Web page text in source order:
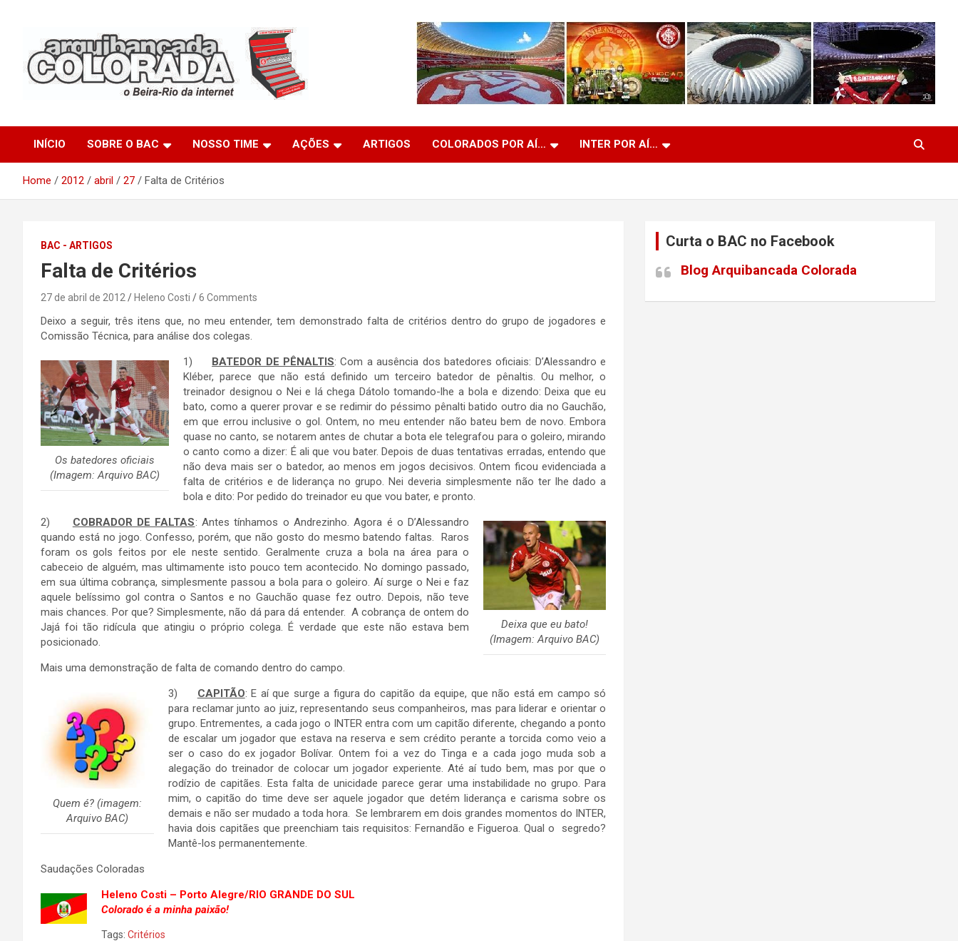
Arquibancada Colorada
INÍCIO SOBRE O BAC NOSSO TIME AÇÕES ARTIGOS COLORADOS POR AÍ… INTER POR AÍ…
Home 2012 abril 27 Falta de Critérios
BAC - ARTIGOS
Falta de Critérios
27 de abril de 2012 Heleno Costi 6 Comments
Deixo a seguir, três itens que, no meu entender, tem demonstrado falta de critérios dentro do grupo de jogadores e
Comissão Técnica, para análise dos colegas.
Os batedores oficiais
(Imagem: Arquivo BAC)
1) BATEDOR DE PÊNALTIS: Com a ausência dos batedores oficiais: D’Alessandro e
Kléber, parece que não está definido um terceiro batedor de pênaltis. Ou melhor, o
treinador designou o Nei e lá chega Dátolo tomando-lhe a bola e dizendo: Deixa que eu
bato, como a querer provar e se redimir do péssimo pênalti batido outro dia no Gauchão,
em que errou inclusive o gol. Ontem, no meu entender não bateu bem de novo. Embora
quase no canto, se notarem antes de chutar a bota ele telegrafou para o goleiro, mirando
o canto como a dizer: É ali que vou bater. Depois de duas tentativas erradas, entendo que
não deva mais ser o batedor, ao menos em jogos decisivos. Ontem ficou evidenciada a
falta de critérios e de liderança no grupo. Nei deveria simplesmente não ter lhe dado a
bola e dito: Por pedido do treinador eu que vou bater, e pronto.
Deixa que eu bato!
(Imagem: Arquivo BAC)
2) COBRADOR DE FALTAS: Antes tínhamos o Andrezinho. Agora é o D’Alessandro
quando está no jogo. Confesso, porém, que não gosto do mesmo batendo faltas. Raros
foram os gols feitos por ele neste sentido. Geralmente cruza a bola na área para o
cabeceio de alguém, mas ultimamente isto pouco tem acontecido. No domingo passado,
em sua última cobrança, simplesmente passou a bola para o goleiro. Aí surge o Nei e faz
aquele belíssimo gol contra o Santos e no Gauchão quase fez outro. Depois, não teve
mais chances. Por que? Simplesmente, não dá para dá entender. A cobrança de ontem do
Jajá foi tão ridícula que atingiu o próprio colega. É verdade que este não estava bem
posicionado.
Mais uma demonstração de falta de comando dentro do campo.
Quem é? (imagem:
Arquivo BAC)
3) CAPITÃO: E aí que surge a figura do capitão da equipe, que não está em campo só
para reclamar junto ao juiz, representando seus companheiros, mas para liderar e orientar o
grupo. Entrementes, a cada jogo o INTER entra com um capitão diferente, chegando a ponto
de escalar um jogador que estava na reserva e sem crédito perante a torcida como veio a
ser o caso do ex jogador Bolívar. Ontem foi a vez do Tinga e a cada jogo muda sob a
alegação do treinador de colocar um jogador experiente. Até aí tudo bem, mas por que o
rodízio de capitães. Esta falta de unicidade parece gerar uma instabilidade no grupo. Para
mim, o capitão do time deve ser aquele jogador que detém liderança e carisma sobre os
demais e não ser mudado a toda hora. Se lembrarem em dois grandes momentos do INTER,
havia dois capitães que preenchiam tais requisitos: Fernandão e Figueroa. Qual o segredo?
Mantê-los permanentemente.
Saudações Coloradas
Heleno Costi – Porto Alegre/RIO GRANDE DO SUL
Colorado é a minha paixão!
Tags: Critérios
Curta o BAC no Facebook
Blog Arquibancada Colorada